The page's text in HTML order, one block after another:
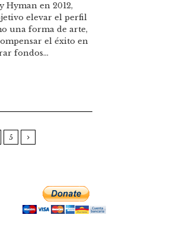
en 2012,
elevar el perfil
una forma de arte,
el éxito en
fondos…
5